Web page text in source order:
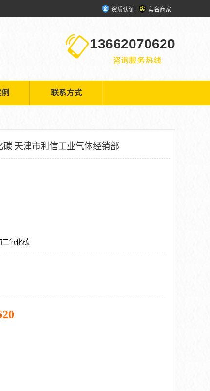
资质认证 实名商家
13662070620
联系方式
天津市利信工业气体经销部
二氧化碳